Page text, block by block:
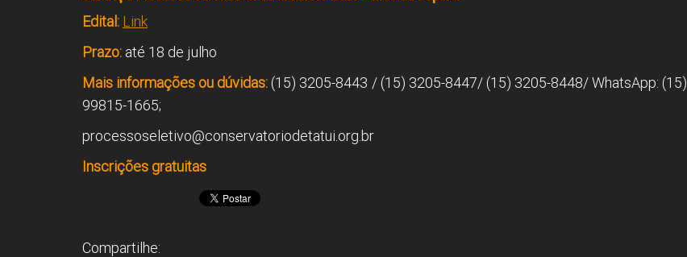
Edital: Link
Prazo: até 18 de julho
Mais informações ou dúvidas: (15) 3205-8443 / (15) 3205-8447/ (15) 3205-8448/ WhatsApp: (15)
99815-1665;
processoseletivo@conservatoriodetatui.org.br
Inscrições gratuitas
Compartilhe: